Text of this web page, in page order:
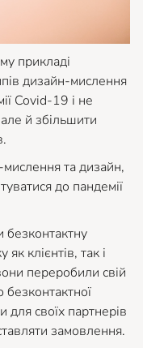
прикладі
дизайн-мислення
Covid-19 і не
але й збільшити
та дизайн,
до пандемії
клієнтів, так і
переробили свій
для своїх партнерів
замовлення.